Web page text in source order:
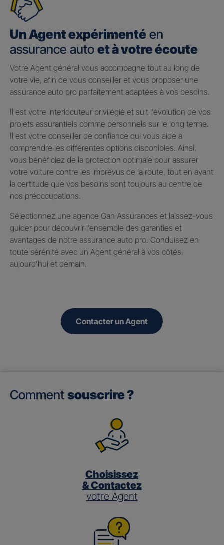
Un Agent expérimenté en
assurance auto et à votre écoute
Votre Agent général vous accompagne tout au long de
votre vie, afin de vous conseiller et vous proposer une
assurance auto pro parfaitement adaptées à vos besoins.
Il est votre interlocuteur privilégié et suit l’évolution de vos
projets assurantiels comme personnels sur le long terme.
Il est votre conseiller de confiance qui vous aide à
comprendre les différentes options disponibles. Ainsi,
vous bénéficiez de la protection optimale pour assurer
votre voiture contre les imprévus de la route, tout en ayant
la certitude que vos besoins sont toujours au centre de
nos préoccupations.
Sélectionnez une agence Gan Assurances et laissez-vous
guider pour découvrir l’ensemble des garanties et
avantages de notre assurance auto pro. Conduisez en
toute sérénité avec un Agent général à vos côtés,
aujourd’hui et demain.
Contacter un Agent
Comment souscrire ?
Choisissez
& Contactez
votre Agent